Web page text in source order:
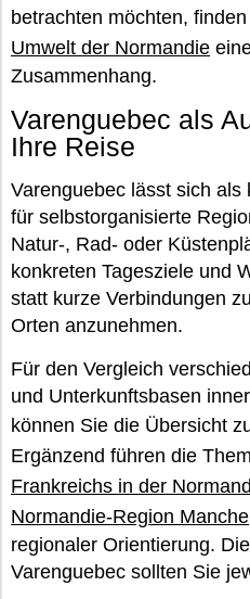
betrachten möchten,
Umwelt der Normandie
Zusammenhang.
Varenguebec als
Ihre Reise
Varenguebec lässt sich
für selbstorganisierte
Natur-, Rad- oder
konkreten Tagesziele und
statt kurze Verbindungen
Orten anzunehmen.
Für den Vergleich
und Unterkunftsbasen
können Sie die Übersicht
Ergänzend führen die
Frankreichs in der
Normandie-Region Manche
regionaler Orientierung.
Varenguebec sollten Sie